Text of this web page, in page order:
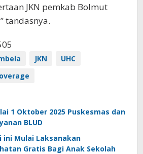
JKN pemkab Bolmut
tandasnya.
JKN
UHC
1 Oktober 2025 Puskesmas dan
BLUD
ini Mulai Laksanakan
Gratis Bagi Anak Sekolah